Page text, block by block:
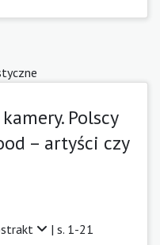
Polscy
– artyści czy
| s. 1-21